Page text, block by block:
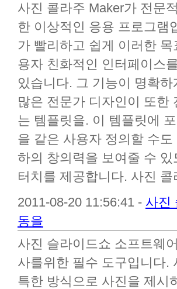
사진 콜라주 Maker가 전문
한 이상적인 응용 프로그램
가 빨리하고 쉽게 이러한
용자 친화적인 인터페이스
있습니다. 그 기능이 명확
많은 전문가 디자인이 또한
는 템플릿을. 이 템플릿에
을 같은 사용자 정의할 수
하의 창의력을 보여줄 수
터치를 제공합니다. 사진
2011-08-20 11:56:41 - 사진
동을
사진 슬라이드쇼 소프트웨
사를위한 필수 도구입니다.
특한 방식으로 사진을 제시